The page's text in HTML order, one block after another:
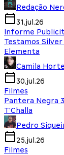
Redação
31.jul.26
Informe
Testamos
Elementa
Camila
30.jul.26
Filmes
Pantera Negra
T'Challa
Pedro
25.jul.26
Filmes